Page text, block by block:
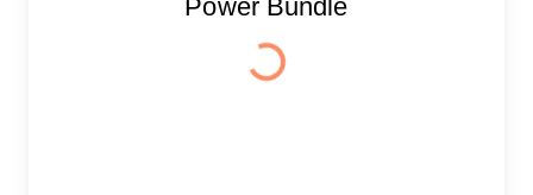
Power Bundle